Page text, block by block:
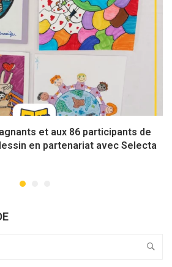
et aux 86 participants de
en partenariat avec Selecta